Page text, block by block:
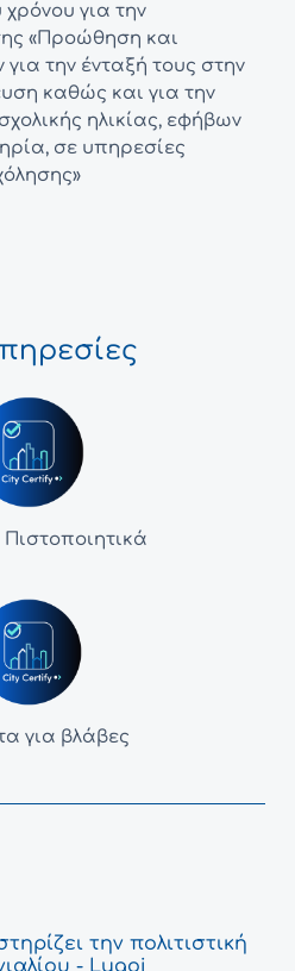
για την
«Προώθηση και
την ένταξή τους στην
καθώς και για την
ηλικίας, εφήβων
σε υπηρεσίες
για βλάβες
την πολιτιστική
- Lugoj